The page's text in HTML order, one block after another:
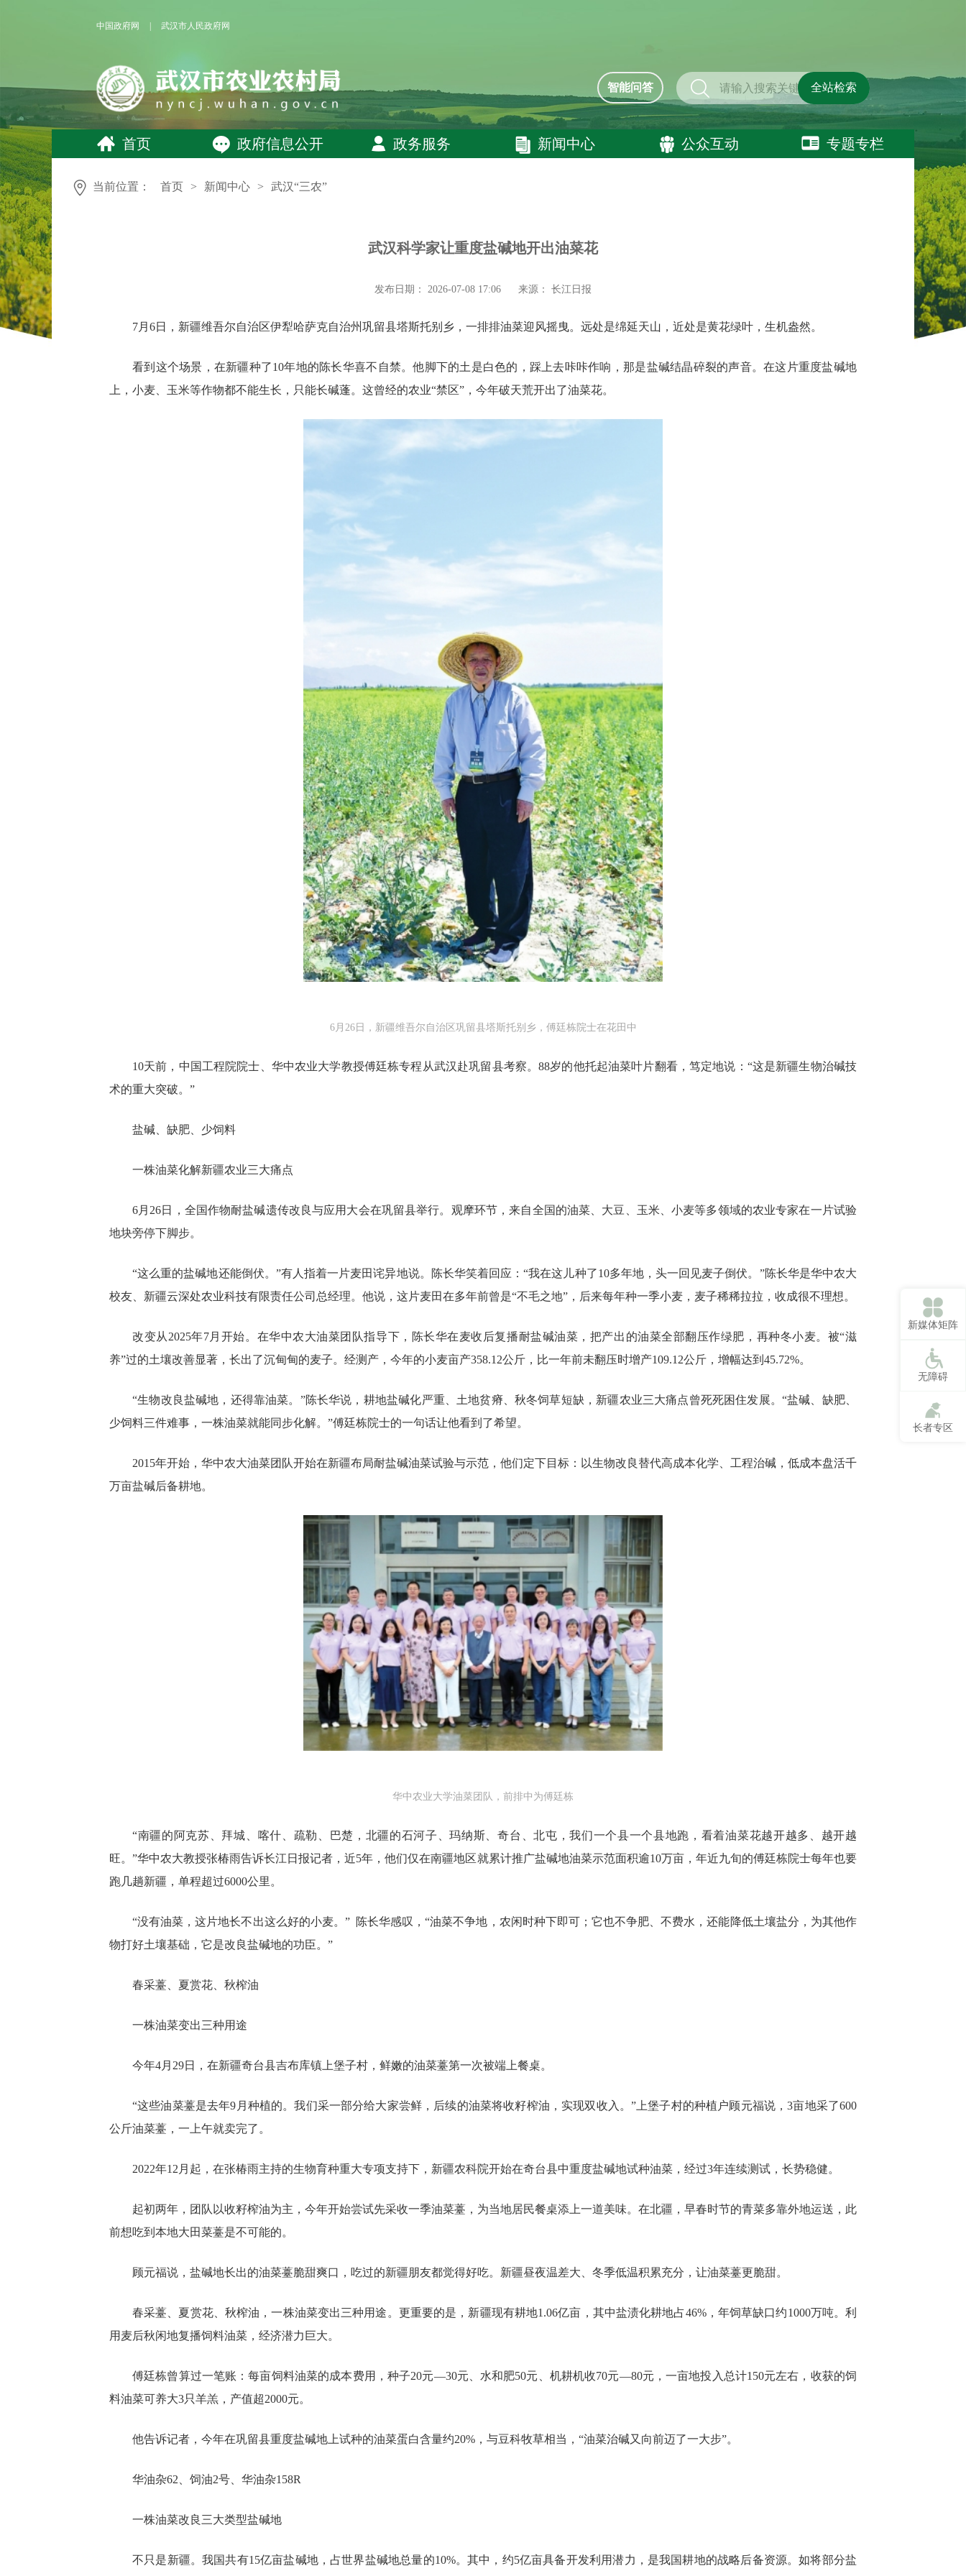
中国政府网 武汉市人民政府网
智能问答 全站检索
首页 政府信息公开 政务服务 新闻中心 公众互动 专题专栏
当前位置： 首页 > 新闻中心 > 武汉“三农”
武汉科学家让重度盐碱地开出油菜花
发布日期： 2026-07-08 17:06 来源： 长江日报
7月6日，新疆维吾尔自治区伊犁哈萨克自治州巩留县塔斯托别乡，一排排油菜迎风摇曳。远处是绵延天山，近处是黄花绿叶，生机盎然。
看到这个场景，在新疆种了10年地的陈长华喜不自禁。他脚下的土是白色的，踩上去咔咔作响，那是盐碱结晶碎裂的声音。在这片重度盐碱地
上，小麦、玉米等作物都不能生长，只能长碱蓬。这曾经的农业“禁区”，今年破天荒开出了油菜花。
6月26日，新疆维吾尔自治区巩留县塔斯托别乡，傅廷栋院士在花田中
10天前，中国工程院院士、华中农业大学教授傅廷栋专程从武汉赴巩留县考察。88岁的他托起油菜叶片翻看，笃定地说：“这是新疆生物治碱技
术的重大突破。”
盐碱、缺肥、少饲料
一株油菜化解新疆农业三大痛点
6月26日，全国作物耐盐碱遗传改良与应用大会在巩留县举行。观摩环节，来自全国的油菜、大豆、玉米、小麦等多领域的农业专家在一片试验
地块旁停下脚步。
“这么重的盐碱地还能倒伏。”有人指着一片麦田诧异地说。陈长华笑着回应：“我在这儿种了10多年地，头一回见麦子倒伏。”陈长华是华中农大
校友、新疆云深处农业科技有限责任公司总经理。他说，这片麦田在多年前曾是“不毛之地”，后来每年种一季小麦，麦子稀稀拉拉，收成很不理想。
改变从2025年7月开始。在华中农大油菜团队指导下，陈长华在麦收后复播耐盐碱油菜，把产出的油菜全部翻压作绿肥，再种冬小麦。被“滋
养”过的土壤改善显著，长出了沉甸甸的麦子。经测产，今年的小麦亩产358.12公斤，比一年前未翻压时增产109.12公斤，增幅达到45.72%。
“生物改良盐碱地，还得靠油菜。”陈长华说，耕地盐碱化严重、土地贫瘠、秋冬饲草短缺，新疆农业三大痛点曾死死困住发展。“盐碱、缺肥、
少饲料三件难事，一株油菜就能同步化解。”傅廷栋院士的一句话让他看到了希望。
2015年开始，华中农大油菜团队开始在新疆布局耐盐碱油菜试验与示范，他们定下目标：以生物改良替代高成本化学、工程治碱，低成本盘活千
万亩盐碱后备耕地。
华中农业大学油菜团队，前排中为傅廷栋
“南疆的阿克苏、拜城、喀什、疏勒、巴楚，北疆的石河子、玛纳斯、奇台、北屯，我们一个县一个县地跑，看着油菜花越开越多、越开越
旺。”华中农大教授张椿雨告诉长江日报记者，近5年，他们仅在南疆地区就累计推广盐碱地油菜示范面积逾10万亩，年近九旬的傅廷栋院士每年也要
跑几趟新疆，单程超过6000公里。
“没有油菜，这片地长不出这么好的小麦。” 陈长华感叹，“油菜不争地，农闲时种下即可；它也不争肥、不费水，还能降低土壤盐分，为其他作
物打好土壤基础，它是改良盐碱地的功臣。”
春采薹、夏赏花、秋榨油
一株油菜变出三种用途
今年4月29日，在新疆奇台县吉布库镇上堡子村，鲜嫩的油菜薹第一次被端上餐桌。
“这些油菜薹是去年9月种植的。我们采一部分给大家尝鲜，后续的油菜将收籽榨油，实现双收入。”上堡子村的种植户顾元福说，3亩地采了600
公斤油菜薹，一上午就卖完了。
2022年12月起，在张椿雨主持的生物育种重大专项支持下，新疆农科院开始在奇台县中重度盐碱地试种油菜，经过3年连续测试，长势稳健。
起初两年，团队以收籽榨油为主，今年开始尝试先采收一季油菜薹，为当地居民餐桌添上一道美味。在北疆，早春时节的青菜多靠外地运送，此
前想吃到本地大田菜薹是不可能的。
顾元福说，盐碱地长出的油菜薹脆甜爽口，吃过的新疆朋友都觉得好吃。新疆昼夜温差大、冬季低温积累充分，让油菜薹更脆甜。
春采薹、夏赏花、秋榨油，一株油菜变出三种用途。更重要的是，新疆现有耕地1.06亿亩，其中盐渍化耕地占46%，年饲草缺口约1000万吨。利
用麦后秋闲地复播饲料油菜，经济潜力巨大。
傅廷栋曾算过一笔账：每亩饲料油菜的成本费用，种子20元—30元、水和肥50元、机耕机收70元—80元，一亩地投入总计150元左右，收获的饲
料油菜可养大3只羊羔，产值超2000元。
他告诉记者，今年在巩留县重度盐碱地上试种的油菜蛋白含量约20%，与豆科牧草相当，“油菜治碱又向前迈了一大步”。
华油杂62、饲油2号、华油杂158R
一株油菜改良三大类型盐碱地
不只是新疆。我国共有15亿亩盐碱地，占世界盐碱地总量的10%。其中，约5亿亩具备开发利用潜力，是我国耕地的战略后备资源。如将部分盐
新媒体矩阵
无障碍
长者专区